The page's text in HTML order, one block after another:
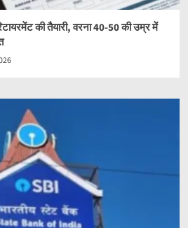
की तैयारी, वरना 40-50 की उम्र में